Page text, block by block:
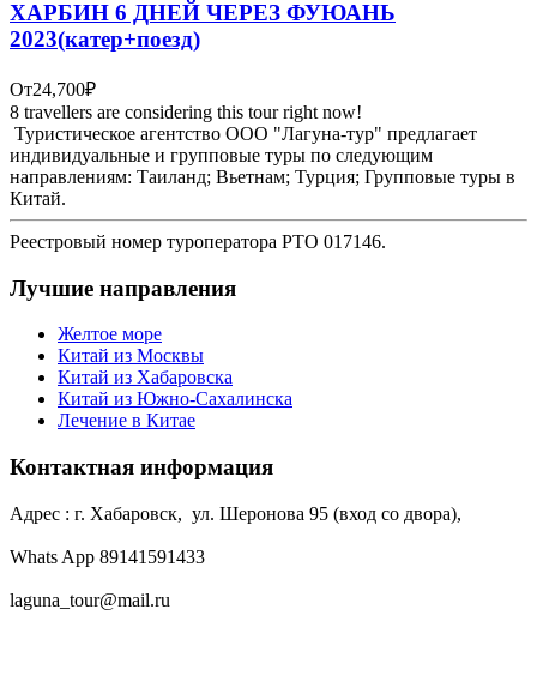
ХАРБИН 6 ДНЕЙ ЧЕРЕЗ ФУЮАНЬ
2023(катер+поезд)
От24,700₽
8 travellers are considering this tour right now!
Туристическое агентство ООО "Лагуна-тур" предлагает
индивидуальные и групповые туры по следующим
направлениям: Таиланд; Вьетнам; Турция; Групповые туры в
Китай.
Реестровый номер туроператора РТО 017146.
Лучшие направления
Желтое море
Китай из Москвы
Китай из Хабаровска
Китай из Южно-Сахалинска
Лечение в Китае
Контактная информация
Адрес : г. Хабаровск, ул. Шеронова 95 (вход со двора),
Whats App 89141591433
laguna_tour@mail.ru